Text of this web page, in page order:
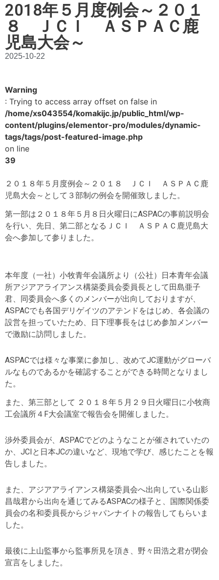
2018年５月度例会～２０１
８ ＪＣＩ ＡＳＰＡＣ鹿
児島大会～
2025-10-22
Warning
: Trying to access array offset on false in
/home/xs043554/komakijc.jp/public_html/wp-
content/plugins/elementor-pro/modules/dynamic-
tags/tags/post-featured-image.php
on line
39
２０１８年５月度例会～２０１８ ＪＣＩ ＡＳＰＡＣ鹿
児島大会～として３部制の例会を開催致しました。
第一部は２０１８年５月８日火曜日にASPACの事前説明会
を行い、先日、第二部となるＪＣＩ ＡＳＰＡＣ鹿児島大
会へ参加して参りました。
本年度（一社）小牧青年会議所より（公社）日本青年会議
所アジアアライアンス構築委員会委員長として田島亜子
君、同委員会へ多くのメンバーが出向しておりますが、
ASPACでも各国デリゲイツのアテンドをはじめ、各会議の
設営を担っていたため、日下理事長をはじめ参加メンバー
で激励に訪問しました。
ASPACでは様々な事業に参加し、改めてJC運動がグローバ
ルなものであるかを確認することができる時間となりまし
た。
また、第三部として ２０１８年５月２９日火曜日に小牧商
工会議所４F大会議室で報告会を開催しました。
渉外委員会が、ASPACでどのようなことが催されていたの
か、JCIと日本JCの違いなど、現地で学び、感じたことを報
告しました。
また、アジアアライアンス構築委員会へ出向している山影
昌哉君から出向を通じてみるASPACの様子と、国際関係委
員会の名和委員長からジャパンナイトの報告してもらいま
した。
最後に上山監事から監事所見を頂き、野々田浩之君が閉会
宣言をしました。